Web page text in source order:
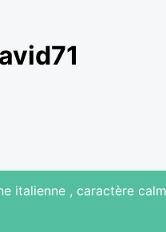
italienne , caractère